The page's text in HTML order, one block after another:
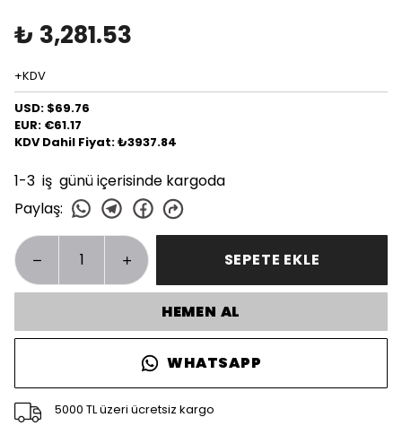
₺ 3,281.53
+KDV
USD: $69.76
EUR: €61.17
KDV Dahil Fiyat: ₺3937.84
1-3 iş günü içerisinde kargoda
Paylaş:
SEPETE EKLE
HEMEN AL
WHATSAPP
5000 TL üzeri ücretsiz kargo